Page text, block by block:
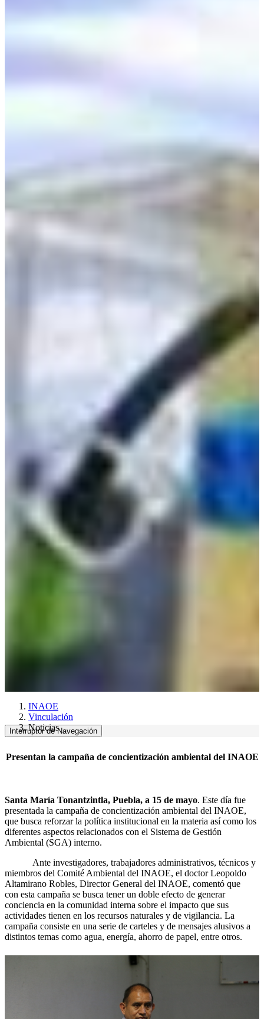
INAOE
Vinculación
Noticias
Interruptor de Navegación
Presentan la campaña de concientización ambiental del INAOE
Santa María Tonantzintla, Puebla, a 15 de mayo. Este día fue
presentada la campaña de concientización ambiental del INAOE,
que busca reforzar la política institucional en la materia así como los
diferentes aspectos relacionados con el Sistema de Gestión
Ambiental (SGA) interno.
Ante investigadores, trabajadores administrativos, técnicos y
miembros del Comité Ambiental del INAOE, el doctor Leopoldo
Altamirano Robles, Director General del INAOE, comentó que
con esta campaña se busca tener un doble efecto de generar
conciencia en la comunidad interna sobre el impacto que sus
actividades tienen en los recursos naturales y de vigilancia. La
campaña consiste en una serie de carteles y de mensajes alusivos a
distintos temas como agua, energía, ahorro de papel, entre otros.